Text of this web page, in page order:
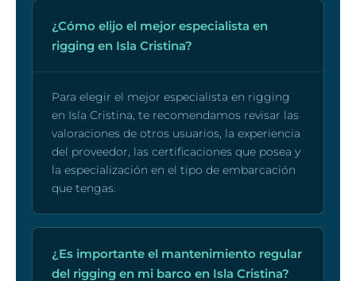
¿Cómo elijo el mejor especialista en
rigging en Isla Cristina?
Para elegir el mejor especialista en rigging
en Isla Cristina, te recomendamos revisar las
valoraciones de otros usuarios, la experiencia
del proveedor, las certificaciones que posea y
la especialización en el tipo de embarcación
que tengas.
¿Es importante el mantenimiento regular
del rigging en mi barco en Isla Cristina?